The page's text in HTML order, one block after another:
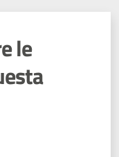
le
da 1 a 5 stelle